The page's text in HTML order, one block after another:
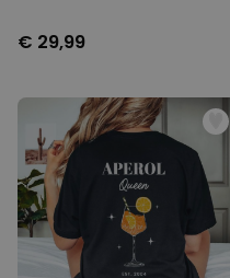
€ 29,99